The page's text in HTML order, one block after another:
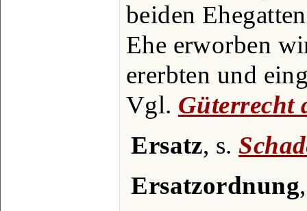
beiden
Ehe erworben
ererbten und
Vgl. Güterrecht
Ersatz, s.
Ersatzordnung